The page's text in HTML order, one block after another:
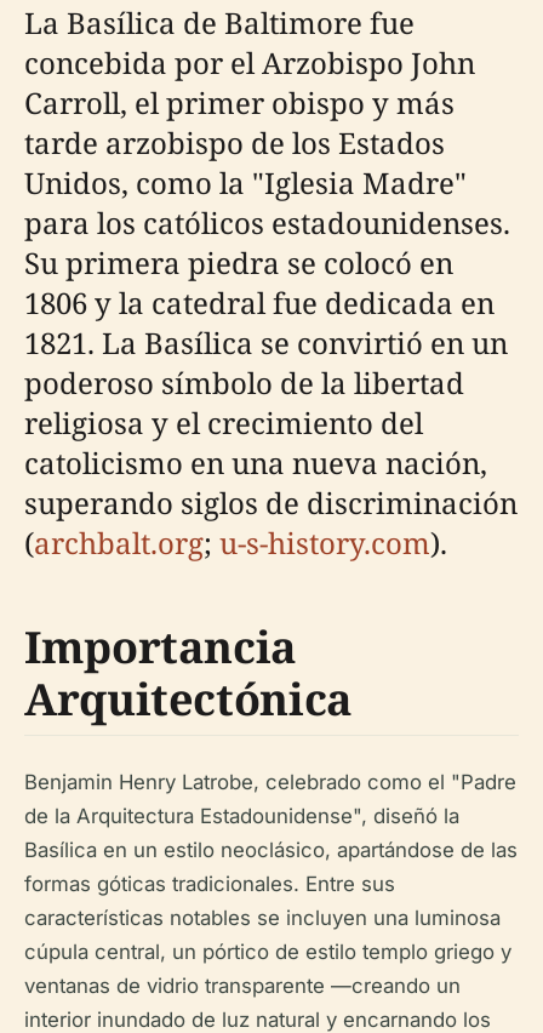
La Basílica de Baltimore fue
concebida por el Arzobispo John
Carroll, el primer obispo y más
tarde arzobispo de los Estados
Unidos, como la "Iglesia Madre"
para los católicos estadounidenses.
Su primera piedra se colocó en
1806 y la catedral fue dedicada en
1821. La Basílica se convirtió en un
poderoso símbolo de la libertad
religiosa y el crecimiento del
catolicismo en una nueva nación,
superando siglos de discriminación
(archbalt.org; u-s-history.com).
Importancia
Arquitectónica
Benjamin Henry Latrobe, celebrado como el "Padre
de la Arquitectura Estadounidense", diseñó la
Basílica en un estilo neoclásico, apartándose de las
formas góticas tradicionales. Entre sus
características notables se incluyen una luminosa
cúpula central, un pórtico de estilo templo griego y
ventanas de vidrio transparente —creando un
interior inundado de luz natural y encarnando los